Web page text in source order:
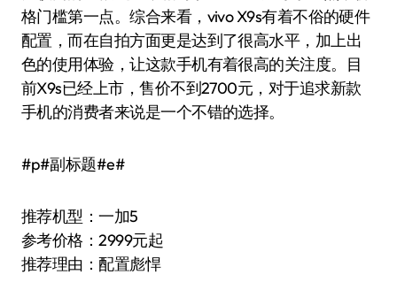
格门槛第一点。综合来看，vivo X9s有着不俗的硬件
配置，而在自拍方面更是达到了很高水平，加上出
色的使用体验，让这款手机有着很高的关注度。目
前X9s已经上市，售价不到2700元，对于追求新款
手机的消费者来说是一个不错的选择。
#p#副标题#e#
推荐机型：一加5
参考价格：2999元起
推荐理由：配置彪悍